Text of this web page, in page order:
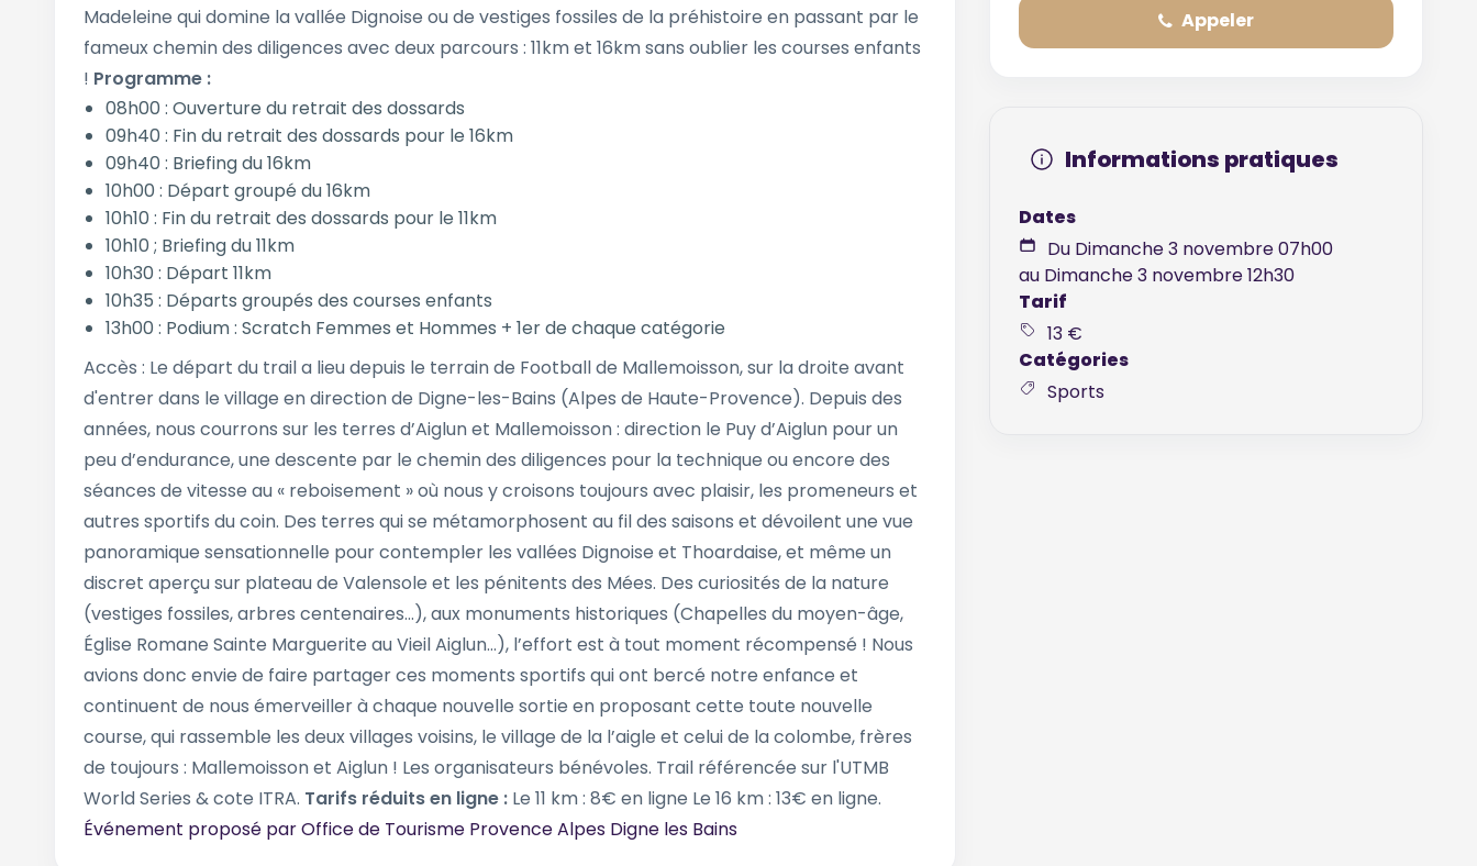
Madeleine qui domine la vallée Dignoise ou de vestiges fossiles de la préhistoire en passant par le
fameux chemin des diligences avec deux parcours : 11km et 16km sans oublier les courses enfants
! Programme :
08h00 : Ouverture du retrait des dossards
09h40 : Fin du retrait des dossards pour le 16km
09h40 : Briefing du 16km
10h00 : Départ groupé du 16km
10h10 : Fin du retrait des dossards pour le 11km
10h10 ; Briefing du 11km
10h30 : Départ 11km
10h35 : Départs groupés des courses enfants
13h00 : Podium : Scratch Femmes et Hommes + 1er de chaque catégorie
Accès : Le départ du trail a lieu depuis le terrain de Football de Mallemoisson, sur la droite avant
d'entrer dans le village en direction de Digne-les-Bains (Alpes de Haute-Provence). Depuis des
années, nous courrons sur les terres d’Aiglun et Mallemoisson : direction le Puy d’Aiglun pour un
peu d’endurance, une descente par le chemin des diligences pour la technique ou encore des
séances de vitesse au « reboisement » où nous y croisons toujours avec plaisir, les promeneurs et
autres sportifs du coin. Des terres qui se métamorphosent au fil des saisons et dévoilent une vue
panoramique sensationnelle pour contempler les vallées Dignoise et Thoardaise, et même un
discret aperçu sur plateau de Valensole et les pénitents des Mées. Des curiosités de la nature
(vestiges fossiles, arbres centenaires...), aux monuments historiques (Chapelles du moyen-âge,
Église Romane Sainte Marguerite au Vieil Aiglun...), l’effort est à tout moment récompensé ! Nous
avions donc envie de faire partager ces moments sportifs qui ont bercé notre enfance et
continuent de nous émerveiller à chaque nouvelle sortie en proposant cette toute nouvelle
course, qui rassemble les deux villages voisins, le village de la l’aigle et celui de la colombe, frères
de toujours : Mallemoisson et Aiglun ! Les organisateurs bénévoles. Trail référencée sur l'UTMB
World Series & cote ITRA. Tarifs réduits en ligne :Le 11 km : 8€ en ligne Le 16 km : 13€ en ligne.
Événement proposé parOffice de Tourisme Provence Alpes Digne les Bains
Appeler
Informations pratiques
Dates
Du Dimanche 3 novembre 07h00
au Dimanche 3 novembre 12h30
Tarif
13 €
Catégories
Sports